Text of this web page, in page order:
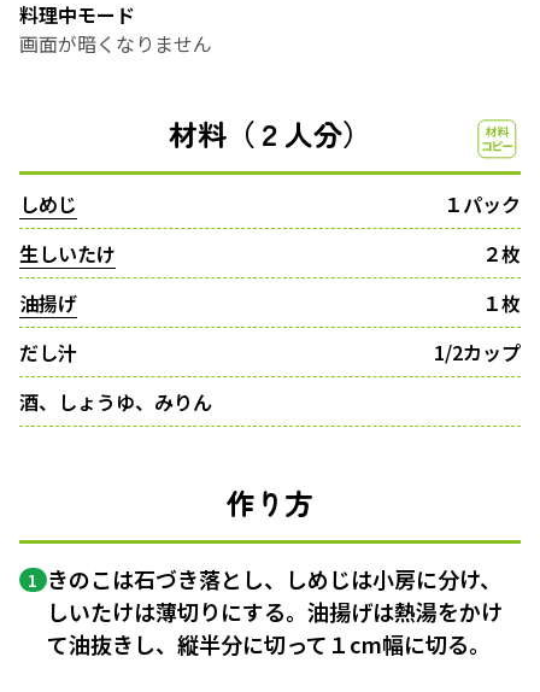
料理中モード
画面が暗くなりません
材料（２人分）
しめじ
１パック
生しいたけ
２枚
油揚げ
１枚
だし汁
1/2カップ
酒、しょうゆ、みりん
作り方
1 きのこは石づき落とし、しめじは小房に分け、
しいたけは薄切りにする。油揚げは熱湯をかけ
て油抜きし、縦半分に切って１cm幅に切る。